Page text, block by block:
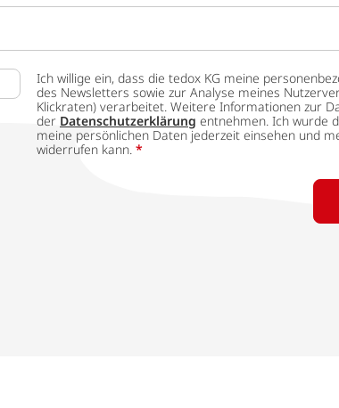
Ich willige ein, dass die tedox KG meine
des Newsletters sowie zur Analyse meines
Klickraten) verarbeitet. Weitere Informationen zur
der Datenschutzerklärung entnehmen. Ich wurde
meine persönlichen Daten jederzeit einsehen und
widerrufen kann. *